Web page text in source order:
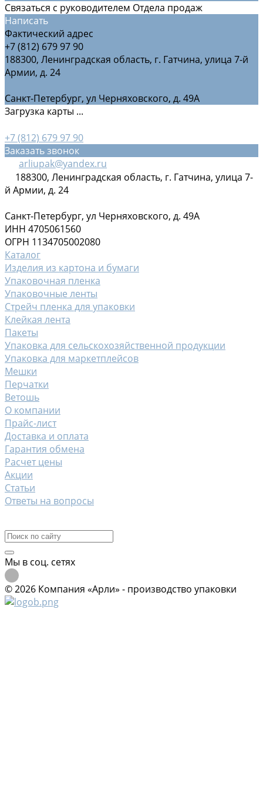
Связаться с руководителем Отдела продаж
Написать
Фактический адрес
+7 (812) 679 97 90
188300, Ленинградская область, г. Гатчина, улица 7-й
Армии, д. 24
Санкт-Петербург, ул Черняховского, д. 49А
Загрузка карты ...
+7 (812) 679 97 90
Заказать звонок
arliupak@yandex.ru
188300, Ленинградская область, г. Гатчина, улица 7-
й Армии, д. 24
Санкт-Петербург, ул Черняховского, д. 49А
ИНН 4705061560
ОГРН 1134705002080
Каталог
Изделия из картона и бумаги
Упаковочная пленка
Упаковочные ленты
Стрейч пленка для упаковки
Клейкая лента
Пакеты
Упаковка для сельскохозяйственной продукции
Упаковка для маркетплейсов
Мешки
Перчатки
Ветошь
О компании
Прайс-лист
Доставка и оплата
Гарантия обмена
Расчет цены
Акции
Статьи
Ответы на вопросы
Мы в соц. сетях
© 2026 Компания «Арли» - производство упаковки